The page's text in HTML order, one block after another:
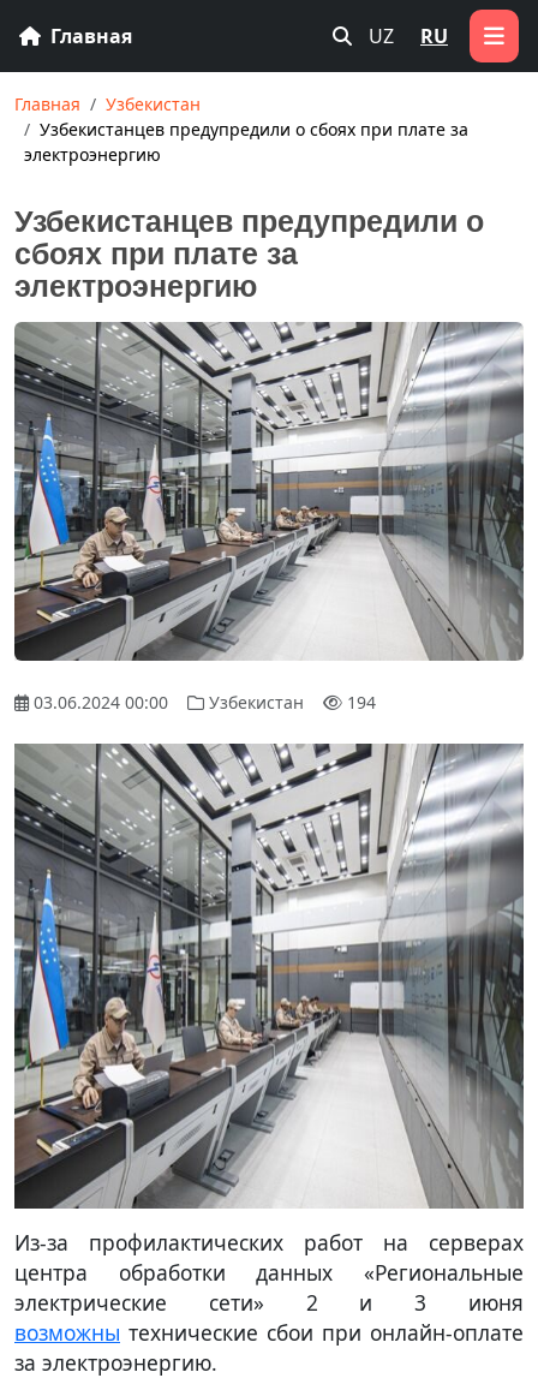
Главная UZ RU
Главная
Узбекистан
Узбекистанцев предупредили о сбоях при плате за
электроэнергию
Узбекистанцев предупредили о
сбоях при плате за
электроэнергию
03.06.2024 00:00 Узбекистан 194
Из-за профилактических работ на серверах
центра обработки данных «Региональные
электрические сети» 2 и 3 июня
возможны технические сбои при онлайн-оплате
за электроэнергию.